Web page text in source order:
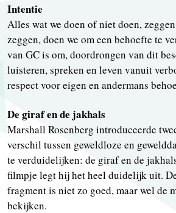
Intentie
Alles wat we doen of niet doen,
zeggen, doen we om een behoefte te
van GC is om, doordrongen van dit
luisteren, spreken en leven vanuit
respect voor eigen en andermans
De giraf en de jakhals
Marshall Rosenberg introduceerde
verschil tussen geweldloze en
te verduidelijken: de giraf en de
filmpje legt hij het heel duidelijk uit.
fragment is niet zo goed, maar wel de
bekijken.